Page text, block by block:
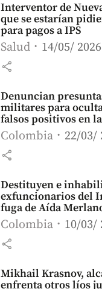
Interventor de
que se estarían
para pagos a IPS
Salud 14/05/ 2026
share
Denuncian
militares para
falsos positivos en la
Colombia 22/03/
share
Destituyen e
exfuncionarios del
fuga de Aída
Colombia 10/03/
share
Mikhail Krasnov,
enfrenta otros líos